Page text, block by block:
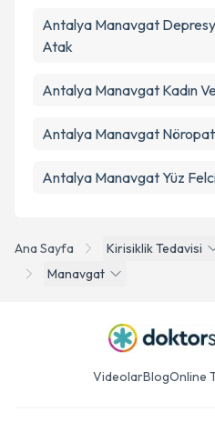
Ana Sayfa Kirisiklik Tedavisi
Manavgat
Antalya Manavgat
Atak
Antalya Manavgat Kadın Ve
Antalya Manavgat
Antalya Manavgat Yüz
VideolarBlogOnline